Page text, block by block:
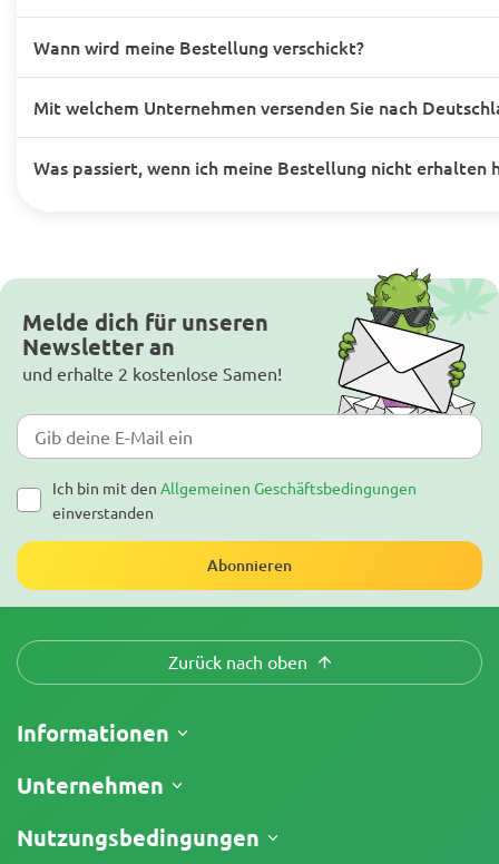
Wann wird meine Bestellung verschickt?
Mit welchem Unternehmen versenden Sie nach
Was passiert, wenn ich meine Bestellung nicht erhalten
Melde dich für unseren
Newsletter an
und erhalte 2 kostenlose Samen!
Ich bin mit den Allgemeinen Geschäftsbedingungen
einverstanden
Abonnieren
Zurück nach oben
Informationen
Versand
Rückgaberecht
Unternehmen
Über uns
Nutzungsbedingungen